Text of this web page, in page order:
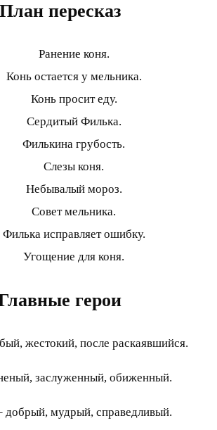
План пересказ
Ранение коня.
Конь остается у мельника.
Конь просит еду.
Сердитый Филька.
Филькина грубость.
Слезы коня.
Небывалый мороз.
Совет мельника.
Филька исправляет ошибку.
Угощение для коня.
герои
жестокий, после раскаявшийся.
заслуженный, обиженный.
добрый, мудрый, справедливый.